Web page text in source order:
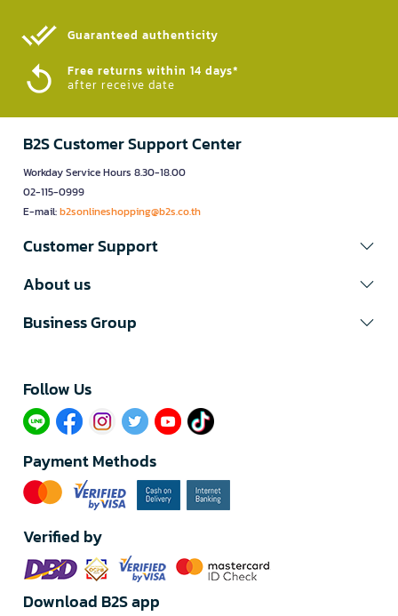
Guaranteed authenticity​
Free returns within 14 days*
after receive date
B2S Customer Support Center
Workday Service Hours 8.30-18.00
02-115-0999
E-mail:b2sonlineshopping@b2s.co.th
Customer Support
About us
Business Group
Follow Us​
Payment Methods
Verified by
Download B2S app